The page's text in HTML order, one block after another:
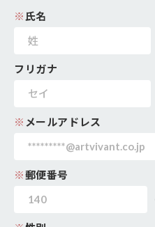
※ 氏名
フリガナ
※ メールアドレス
※郵便番号